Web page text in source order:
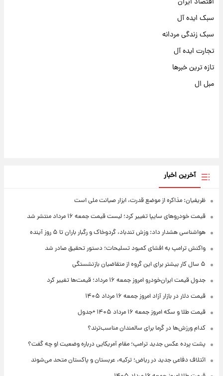
سبک ایده آل
سبک زندگی مردانه
تجارت ایده آل
تازه ترین خبرها
مبل ال
آخرین اخبار
ظریفیان: مذاکره از موضع قدرت، ابزار صیانت ملی است
قیمت خودروهای سایپا تغییر کرد؛ لیست قیمت جمعه ۱۶ مرداد منتشر شد
هواشناسی هشدار داد: وزش تندباد، گردوخاک و رگبار باران تا ۵ روز آینده
واکنش ترامپ به افشای کمبود تسلیحات؛ دستور تحقیق صادر شد
۵ سال کار بیشتر برای این گروه از متقاضیان بازنشستگی
جدول قیمت ایران‌خودرو امروز جمعه ۱۶ مرداد؛ قیمت‌ها تغییر کرد
قیمت دلار در بازار آزاد امروز جمعه ۱۶ مرداد ۱۴۰۵
قیمت طلا و سکه امروز جمعه ۱۶ مرداد ۱۴۰۵ +جدول
کدام ورزش‌ها در گرما برای سالمندان مناسب‌ترند؟
پشت پرده عکس جدید ترامپ؛ مقام آمریکایی درباره وضعیت او چه گفت؟
ائتلاف دفاعی جدید در ریاض؛ ترکیه، عربستان و پاکستان متحد می‌شوند